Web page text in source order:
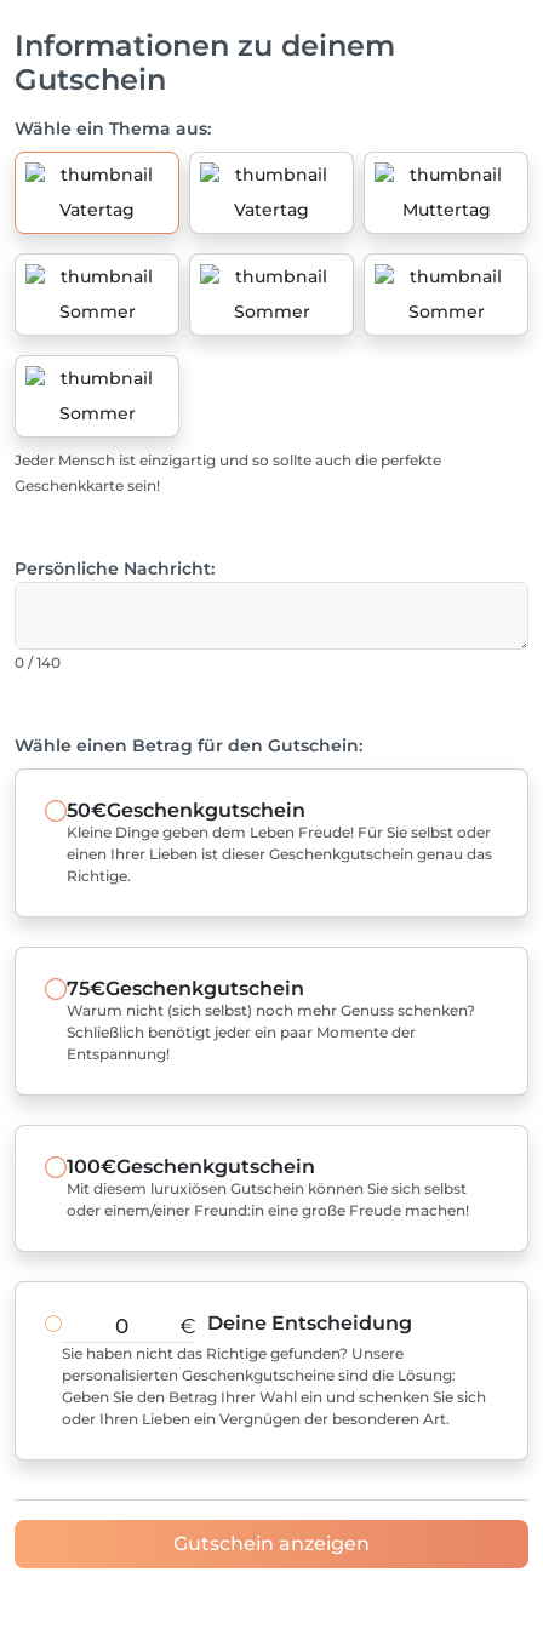
Informationen zu deinem
Gutschein
Wähle ein Thema aus:
Vatertag Vatertag Muttertag
Sommer Sommer Sommer
Sommer
Jeder Mensch ist einzigartig und so sollte auch die perfekte
Geschenkkarte sein!
Persönliche Nachricht:
0 / 140
Wähle einen Betrag für den Gutschein:
50€Geschenkgutschein
Kleine Dinge geben dem Leben Freude! Für Sie selbst oder
einen Ihrer Lieben ist dieser Geschenkgutschein genau das
Richtige.
75€Geschenkgutschein
Warum nicht (sich selbst) noch mehr Genuss schenken?
Schließlich benötigt jeder ein paar Momente der
Entspannung!
100€Geschenkgutschein
Mit diesem luruxiösen Gutschein können Sie sich selbst
oder einem/einer Freund:in eine große Freude machen!
€ Deine Entscheidung
Sie haben nicht das Richtige gefunden? Unsere
personalisierten Geschenkgutscheine sind die Lösung:
Geben Sie den Betrag Ihrer Wahl ein und schenken Sie sich
oder Ihren Lieben ein Vergnügen der besonderen Art.
Gutschein anzeigen